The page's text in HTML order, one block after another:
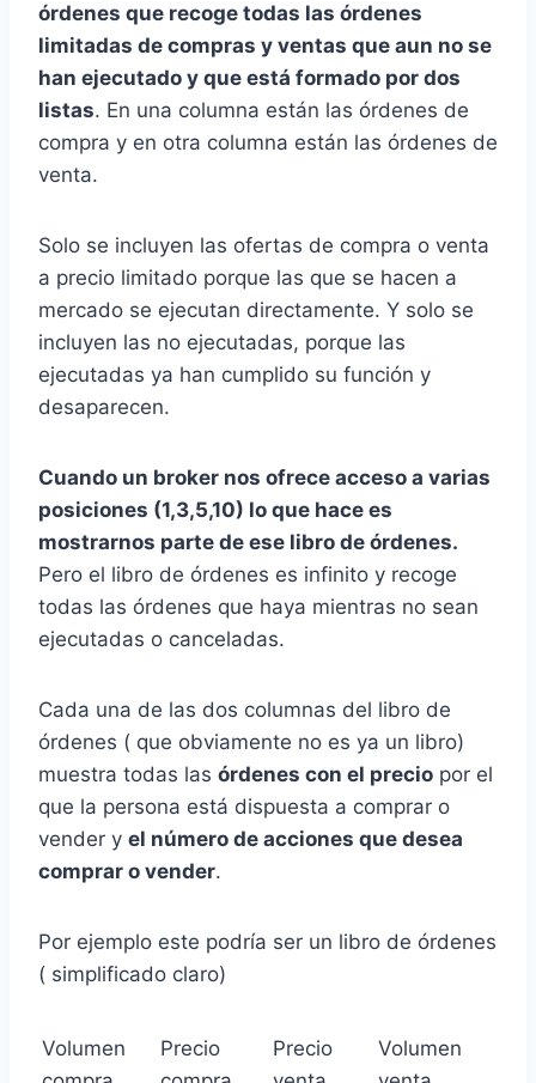
órdenes que recoge todas las órdenes
limitadas de compras y ventas que aun no se
han ejecutado y que está formado por dos
listas. En una columna están las órdenes de
compra y en otra columna están las órdenes de
venta.
Solo se incluyen las ofertas de compra o venta
a precio limitado porque las que se hacen a
mercado se ejecutan directamente. Y solo se
incluyen las no ejecutadas, porque las
ejecutadas ya han cumplido su función y
desaparecen.
Cuando un broker nos ofrece acceso a varias
posiciones (1,3,5,10) lo que hace es
mostrarnos parte de ese libro de órdenes.
Pero el libro de órdenes es infinito y recoge
todas las órdenes que haya mientras no sean
ejecutadas o canceladas.
Cada una de las dos columnas del libro de
órdenes ( que obviamente no es ya un libro)
muestra todas las órdenes con el precio por el
que la persona está dispuesta a comprar o
vender y el número de acciones que desea
comprar o vender.
Por ejemplo este podría ser un libro de órdenes
( simplificado claro)
Volumen
Precio
Precio
Volumen